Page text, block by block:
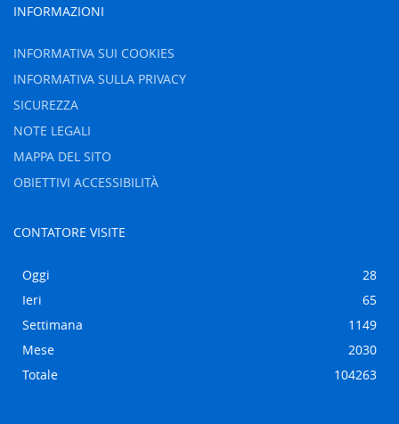
INFORMAZIONI
INFORMATIVA SUI COOKIES
INFORMATIVA SULLA PRIVACY
SICUREZZA
NOTE LEGALI
MAPPA DEL SITO
OBIETTIVI ACCESSIBILITÀ
CONTATORE VISITE
Oggi
28
Ieri
65
Settimana
1149
Mese
2030
Totale
104263